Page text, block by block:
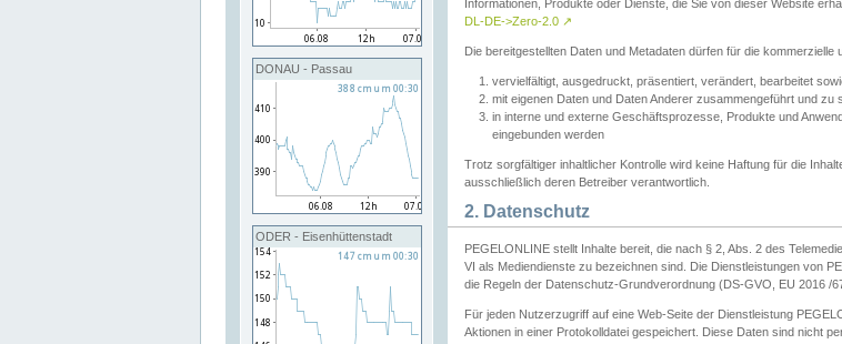
DONAU - Passau
ODER - Eisenhüttenstadt
Informationen, Produkte oder Dienste, die Sie von dieser Website
DL-DE->Zero-2.0 ↗
Die bereitgestellten Daten und Metadaten dürfen für die
vervielfältigt, ausgedruckt, präsentiert, verändert, bearbeitet
mit eigenen Daten und Daten Anderer zusammengeführt und
in interne und externe Geschäftsprozesse, Produkte und
eingebunden werden
Trotz sorgfältiger inhaltlicher Kontrolle wird keine Haftung für die
ausschließlich deren Betreiber verantwortlich.
2. Datenschutz
PEGELONLINE stellt Inhalte bereit, die nach § 2, Abs. 2 des
VI als Mediendienste zu bezeichnen sind. Die Dienstleistungen von
die Regeln der Datenschutz-Grundverordnung (DS-GVO, EU 2016 /
Für jeden Nutzerzugriff auf eine Web-Seite der Dienstleistung
Aktionen in einer Protokolldatei gespeichert. Diese Daten sind nicht